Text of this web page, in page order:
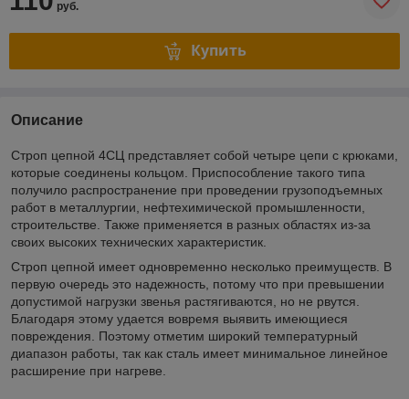
руб.
Купить
Описание
Строп цепной 4СЦ представляет собой четыре цепи с крюками,
которые соединены кольцом. Приспособление такого типа
получило распространение при проведении грузоподъемных
работ в металлургии, нефтехимической промышленности,
строительстве. Также применяется в разных областях из-за
своих высоких технических характеристик.
Строп цепной имеет одновременно несколько преимуществ. В
первую очередь это надежность, потому что при превышении
допустимой нагрузки звенья растягиваются, но не рвутся.
Благодаря этому удается вовремя выявить имеющиеся
повреждения. Поэтому отметим широкий температурный
диапазон работы, так как сталь имеет минимальное линейное
расширение при нагреве.